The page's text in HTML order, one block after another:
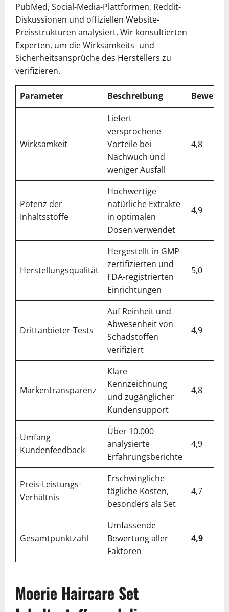
PubMed, Social-Media-Plattformen, Reddit-
Diskussionen und offiziellen Website-
Preisstrukturen analysiert. Wir konsultierten
Experten, um die Wirksamkeits- und
Sicherheitsansprüche des Herstellers zu
verifizieren.
Parameter Beschreibung
Wirksamkeit
Liefert
versprochene
Vorteile bei
Nachwuch und
weniger Ausfall
4,8
Potenz der
Inhaltsstoffe
Hochwertige
natürliche Extrakte
in optimalen
Dosen verwendet
4,9
Herstellungsqualität
Hergestellt in GMP-
zertifizierten und
FDA-registrierten
Einrichtungen
5,0
Drittanbieter-Tests
Auf Reinheit und
Abwesenheit von
Schadstoffen
verifiziert
4,9
Markentransparenz
Klare
Kennzeichnung
und zugänglicher
Kundensupport
4,8
Umfang
Kundenfeedback
Über 10.000
analysierte
Erfahrungsberichte
4,9
Preis-Leistungs-
Verhältnis
Erschwingliche
tägliche Kosten,
besonders als Set
4,7
Gesamtpunktzahl
Umfassende
Bewertung aller
Faktoren
4,9
Moerie Haircare Set